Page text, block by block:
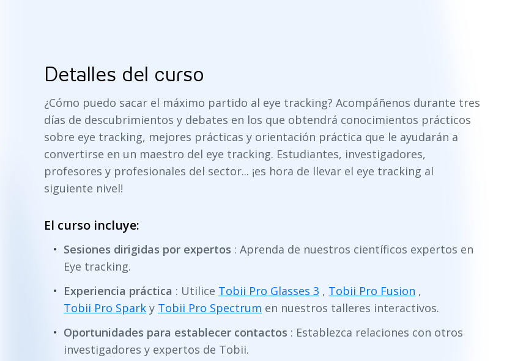
Detalles del curso
¿Cómo puedo sacar el máximo partido al eye tracking? Acompáñenos durante tres
días de descubrimientos y debates en los que obtendrá conocimientos prácticos
sobre eye tracking, mejores prácticas y orientación práctica que le ayudarán a
convertirse en un maestro del eye tracking. Estudiantes, investigadores,
profesores y profesionales del sector... ¡es hora de llevar el eye tracking al
siguiente nivel!
El curso incluye:
Sesiones dirigidas por expertos : Aprenda de nuestros científicos expertos en
Eye tracking.
Experiencia práctica : Utilice Tobii Pro Glasses 3 , Tobii Pro Fusion ,
Tobii Pro Spark y Tobii Pro Spectrum en nuestros talleres interactivos.
Oportunidades para establecer contactos : Establezca relaciones con otros
investigadores y expertos de Tobii.